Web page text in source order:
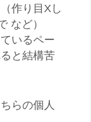
作り目Xし
など）
いるペー
と結構苦
らの個人